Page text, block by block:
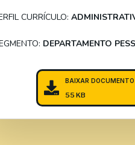
CURRÍCULO:
DEPARTAMENTO
BAIXAR DOCUMENTO
55 KB